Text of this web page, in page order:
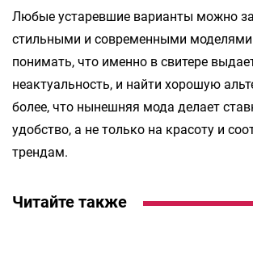
Любые устаревшие варианты можно
стильными и современными
понимать, что именно в свитере
неактуальность, и найти хорошую
более, что нынешняя мода делает
удобство, а не только на красоту и
трендам.
Читайте также